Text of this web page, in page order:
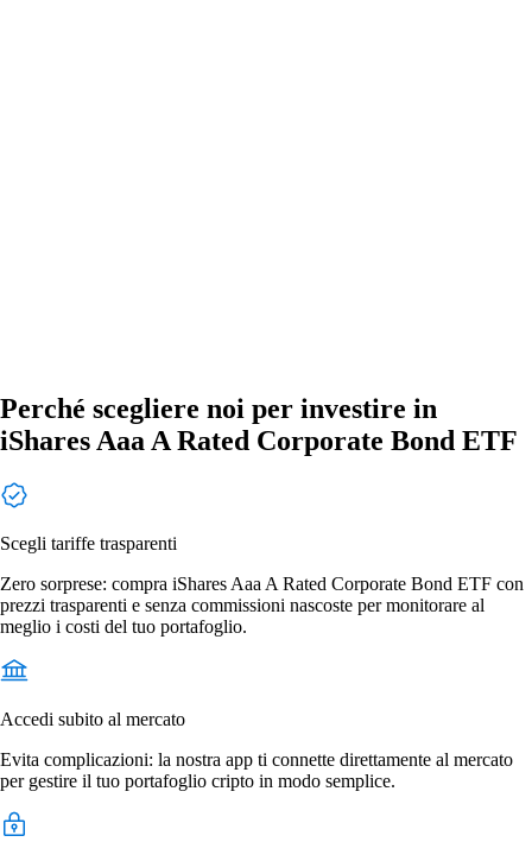
Perché scegliere noi per investire in
iShares Aaa A Rated Corporate Bond ETF
Scegli tariffe trasparenti
Zero sorprese: compra iShares Aaa A Rated Corporate Bond ETF con
prezzi trasparenti e senza commissioni nascoste per monitorare al
meglio i costi del tuo portafoglio.
Accedi subito al mercato
Evita complicazioni: la nostra app ti connette direttamente al mercato
per gestire il tuo portafoglio cripto in modo semplice.